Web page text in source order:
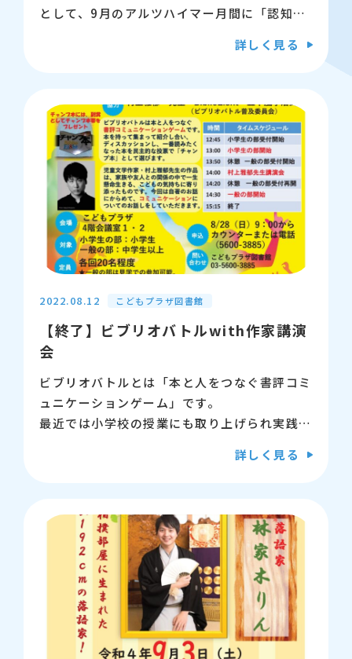
として、9月のアルツハイマー月間に「認知症
【日時】9月10日（土）14:00～15:30
電話またはカウンターにて受付ま
【定員】20名程度
詳しくはこちら
お問合せ：03-5600-3885
詳しく見る
2022.08.12 こどもプラザ図書館
【終了】ビブリオバトルwith作家講演
会
ビブリオバトルとは「本と人をつなぐ書評コミ
ュニケーションゲーム」です。
最近では小学校の授業にも取り上げられ実践さ
バトル公式普及委員会の五十嵐氏にご協力いた
の村上雅郁先生にご登壇いただき、自著とコミ
ュニケーションについてのミニ講演会をしてい
ただきます。
小学生は13時から、一般の方は（見学も含
む）14時の講演会から参加可能です。本が好
きで本を通した交流をしてみたい方は是非ご参
加ください。
詳しく見る